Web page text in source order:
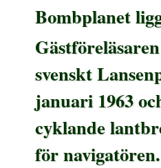
Bombplanet
svenskt
januari 1963
cyklande
för navigatören.